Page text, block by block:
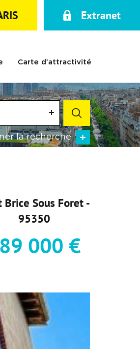
Extranet
Carte d'attractivité
la recherche
Brice Sous Foret -
95350
000 €